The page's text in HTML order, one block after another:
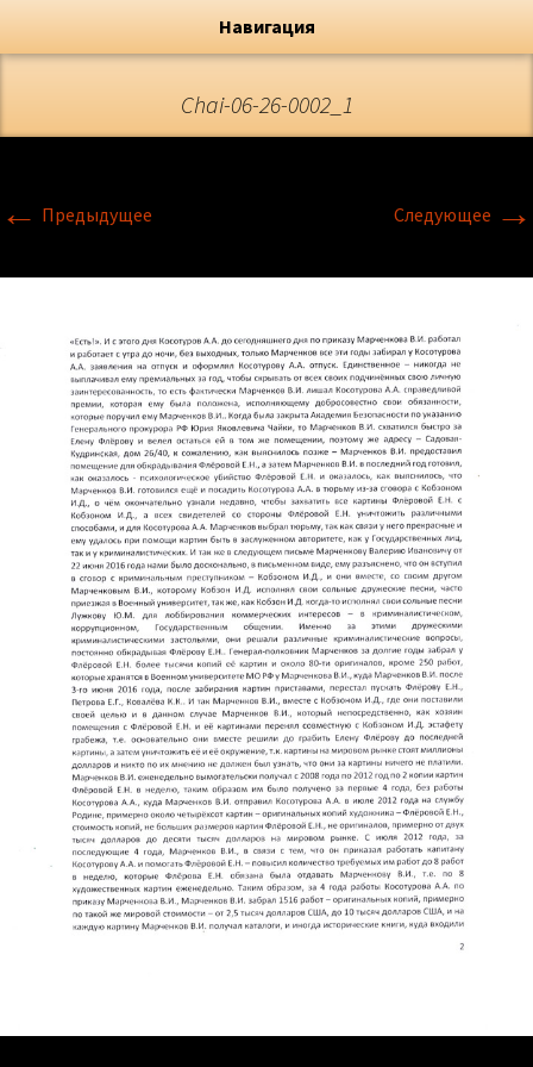
Флёрова Елена Николаевна
Художник, Официальный сайт
Навигация
Chai-06-26-0002_1
← Предыдущее Следующее →